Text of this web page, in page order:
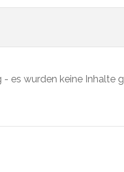
- es wurden keine Inhalte